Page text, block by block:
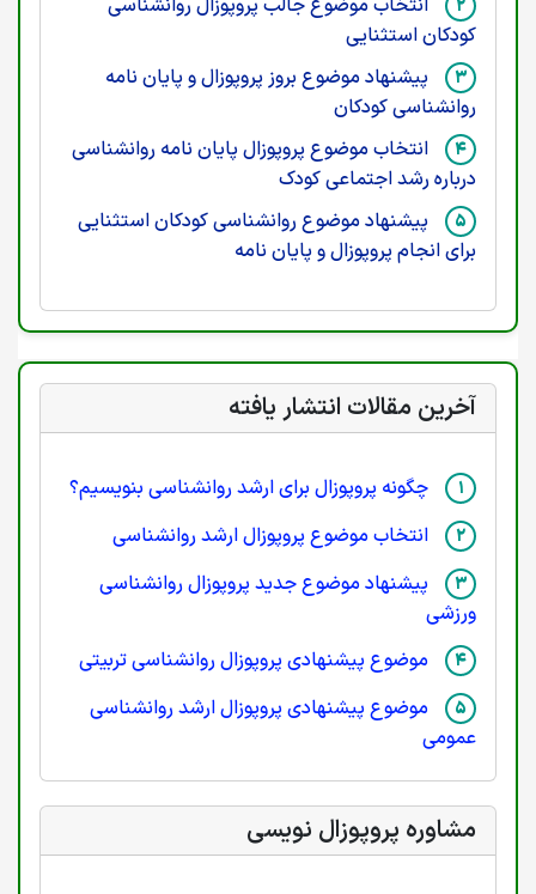
کودکان استثنایی
پیشنهاد موضوع بروز پروپوزال و پایان نامه
روانشناسی کودکان
انتخاب موضوع پروپوزال پایان نامه روانشناسی
درباره رشد اجتماعی کودک
پیشنهاد موضوع روانشناسی کودکان استثنایی
برای انجام پروپوزال و پایان نامه
آخرین مقالات انتشار یافته
چگونه پروپوزال برای ارشد روانشناسی بنویسیم؟
انتخاب موضوع پروپوزال ارشد روانشناسی
پیشنهاد موضوع جدید پروپوزال روانشناسی
ورزشی
موضوع پیشنهادی پروپوزال روانشناسی تربیتی
موضوع پیشنهادی پروپوزال ارشد روانشناسی
عمومی
مشاوره پروپوزال نویسی